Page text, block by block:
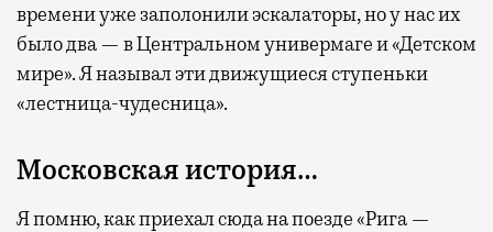
времени уже заполонили эскалаторы, но у нас их
было два — в Центральном универмаге и «Детском
мире». Я называл эти движущиеся ступеньки
«лестница-чудесница».
Московская история…
Я помню, как приехал сюда на поезде «Рига —